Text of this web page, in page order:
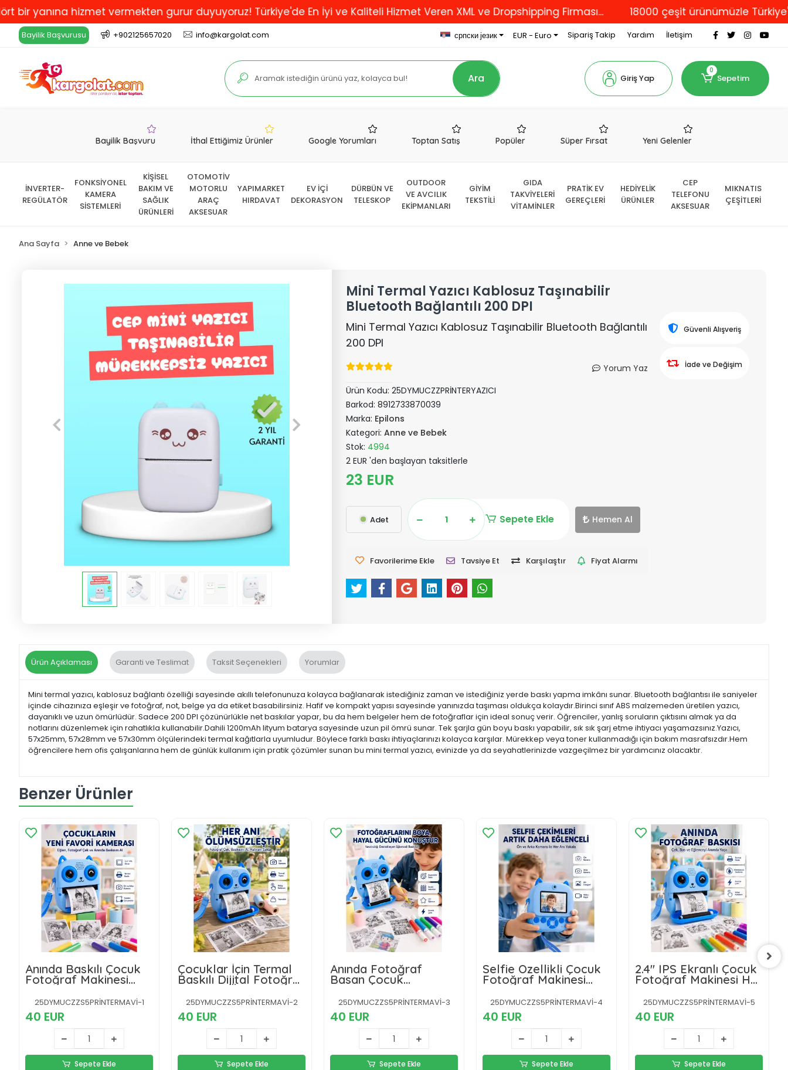
hizmet vermekten gurur duyuyoruz! Türkiye'de En İyi ve Kaliteli Hizmet Veren XML ve Dropshipping Firması... 18000 çeşit ürünümüzle Türkiye'nin
Bayilik Başvurusu +902125657020 info@kargolat.com српски језик EUR - Euro Sipariş Takip Yardım İletişim
Ara Giriş Yap
0
Sepetim
Bayilik Başvuru İthal Ettiğimiz Ürünler Google Yorumları Toptan Satış Popüler Süper Fırsat Yeni Gelenler
İNVERTER-
REGÜLATÖR
FONKSİYONEL
KAMERA
SİSTEMLERİ
KİŞİSEL
BAKIM VE
SAĞLIK
ÜRÜNLERİ
OTOMOTİV
MOTORLU
ARAÇ
AKSESUAR
YAPIMARKET
HIRDAVAT
EV İÇİ
DEKORASYON
DÜRBÜN VE
TELESKOP
OUTDOOR
VE AVCILIK
EKİPMANLARI
GİYİM
TEKSTİLİ
GIDA
TAKVİYELERİ
VİTAMİNLER
PRATİK EV
GEREÇLERİ
HEDİYELİK
ÜRÜNLER
CEP
TELEFONU
AKSESUAR
MIKNATIS
ÇEŞİTLERİ
Ana Sayfa Anne ve Bebek
Mini Termal Yazıcı Kablosuz Taşınabilir
Bluetooth Bağlantılı 200 DPI
Mini Termal Yazıcı Kablosuz Taşınabilir Bluetooth Bağlantılı
200 DPI
Yorum Yaz
Ürün Kodu:25DYMUCZZPRİNTERYAZICI
Barkod:8912733870039
Marka: Epilons
Kategori:Anne ve Bebek
Stok: 4994
2 EUR 'den başlayan taksitlerle
23 EUR
Adet Sepete Ekle Hemen Al
Favorilerime Ekle Tavsiye Et Karşılaştır Fiyat Alarmı
Güvenli Alışveriş
İade ve Değişim
Ürün Açıklaması Garanti ve Teslimat Taksit Seçenekleri Yorumlar
Mini termal yazıcı, kablosuz bağlantı özelliği sayesinde akıllı telefonunuza kolayca bağlanarak istediğiniz zaman ve istediğiniz yerde baskı yapma imkânı sunar. Bluetooth bağlantısı ile saniyeler
içinde cihazınıza eşleşir ve fotoğraf, not, belge ya da etiket basabilirsiniz. Hafif ve kompakt yapısı sayesinde yanınızda taşıması oldukça kolaydır.Birinci sınıf ABS malzemeden üretilen yazıcı,
dayanıklı ve uzun ömürlüdür. Sadece 200 DPI çözünürlükle net baskılar yapar, bu da hem belgeler hem de fotoğraflar için ideal sonuç verir. Öğrenciler, yanlış soruların çıktısını almak ya da
notlarını düzenlemek için rahatlıkla kullanabilir.Dahili 1200mAh lityum batarya sayesinde uzun pil ömrü sunar. Tek şarjla gün boyu baskı yapabilir, sık sık şarj etme ihtiyacı yaşamazsınız.Yazıcı,
57x25mm, 57x28mm ve 57x30mm ölçülerindeki termal kağıtlarla uyumludur. Böylece farklı baskı ihtiyaçlarınızı kolayca karşılar. Mürekkep veya toner kullanmadığı için bakım masrafsızdır.Hem
öğrencilere hem ofis çalışanlarına hem de günlük kullanım için pratik çözümler sunan bu mini termal yazıcı, evinizde ya da seyahatlerinizde vazgeçilmez bir yardımcınız olacaktır.
Benzer Ürünler
Anında Baskılı Çocuk
Fotoğraf Makinesi
Termal Yazıcılı Selfie
Kamerası
25DYMUCZZS5PRİNTERMAVİ-1
40 EUR
Sepete Ekle
Çocuklar İçin Termal
Baskılı Dijital Fotoğraf
Makinesi Ön ve Arka
Kameralı
25DYMUCZZS5PRİNTERMAVİ-2
40 EUR
Sepete Ekle
Anında Fotoğraf
Basan Çocuk
Kamerası Eğitici ve
Eğlenceli Termal
Yazıcılı
25DYMUCZZS5PRİNTERMAVİ-3
40 EUR
Sepete Ekle
Selfie Özellikli Çocuk
Fotoğraf Makinesi
Mürekkepsiz Termal
Baskı Teknolojisi
25DYMUCZZS5PRİNTERMAVİ-4
40 EUR
Sepete Ekle
2.4'' IPS Ekranlı Çocuk
Fotoğraf Makinesi HD
Çekim ve Anında Baskı
Keyfi
25DYMUCZZS5PRİNTERMAVİ-5
40 EUR
Sepete Ekle